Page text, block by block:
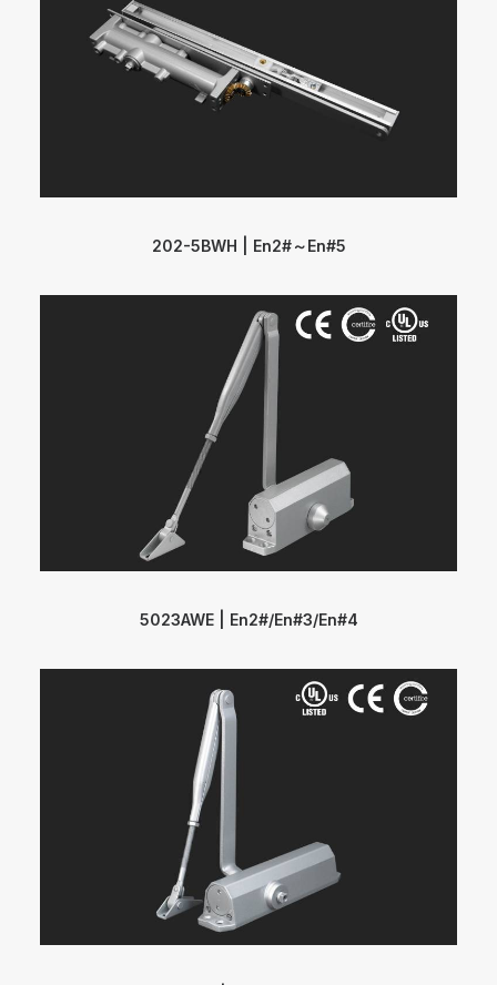
202-5BWH | En2#～En#5
5023AWE | En2#/En#3/En#4